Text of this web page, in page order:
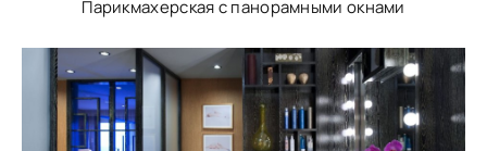
Парикмахерская с панорамными окнами